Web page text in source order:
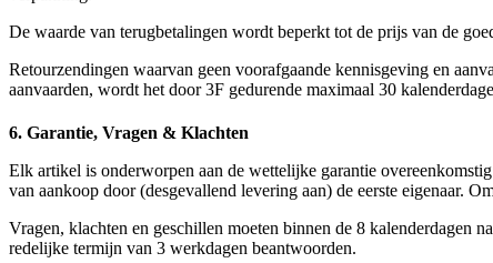
De waarde van terugbetalingen wordt beperkt tot de prijs van de
Retourzendingen waarvan geen voorafgaande kennisgeving en
aanvaarden, wordt het door 3F gedurende maximaal 30
6. Garantie, Vragen & Klachten
Elk artikel is onderworpen aan de wettelijke garantie
van aankoop door (desgevallend levering aan) de eerste eigenaar.
Vragen, klachten en geschillen moeten binnen de 8
redelijke termijn van 3 werkdagen beantwoorden.